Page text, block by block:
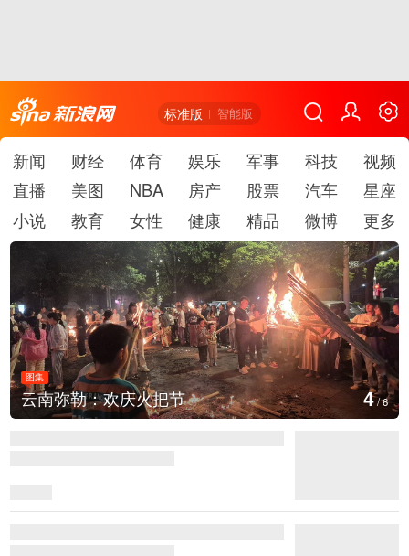
标准版 智能版
新闻 财经 体育 娱乐 军事 科技
视频
直播
美图 NBA 房产 股票 汽车
星座
小说
教育 女性 健康 精品 微博 更多
图集
云南弥勒：欢庆火把节 4/6